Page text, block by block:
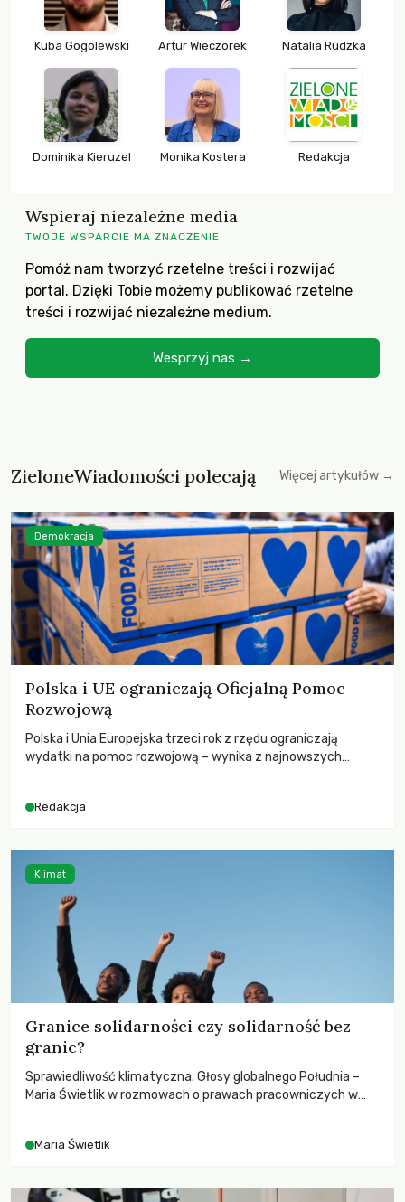
Kuba Gogolewski Artur Wieczorek Natalia Rudzka
Dominika Kieruzel Monika Kostera Redakcja
Wspieraj niezależne media
TWOJE WSPARCIE MA ZNACZENIE
Pomóż nam tworzyć rzetelne treści i rozwijać
portal. Dzięki Tobie możemy publikować rzetelne
treści i rozwijać niezależne medium.
Wesprzyj nas →
ZieloneWiadomości polecają Więcej artykułów →
Polska i UE ograniczają Oficjalną Pomoc
Rozwojową
Polska i Unia Europejska trzeci rok z rzędu ograniczają
wydatki na pomoc rozwojową – wynika z najnowszych
odnotowano największe tąpnięcie ODA w historii. Jakie będą
kryzysami i ubóstwem?
Redakcja
Demokracja
Granice solidarności czy solidarność bez
granic?
Sprawiedliwość klimatyczna. Głosy globalnego Południa –
Maria Świetlik w rozmowach o prawach pracowniczych w
Maria Świetlik
Klimat